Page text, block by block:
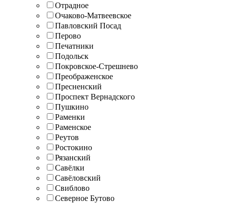
Отрадное
Очаково-Матвеевское
Павловский Посад
Перово
Печатники
Подольск
Покровское-Стрешнево
Преображенское
Пресненский
Проспект Вернадского
Пушкино
Раменки
Раменское
Реутов
Ростокино
Рязанский
Савёлки
Савёловский
Свиблово
Северное Бутово